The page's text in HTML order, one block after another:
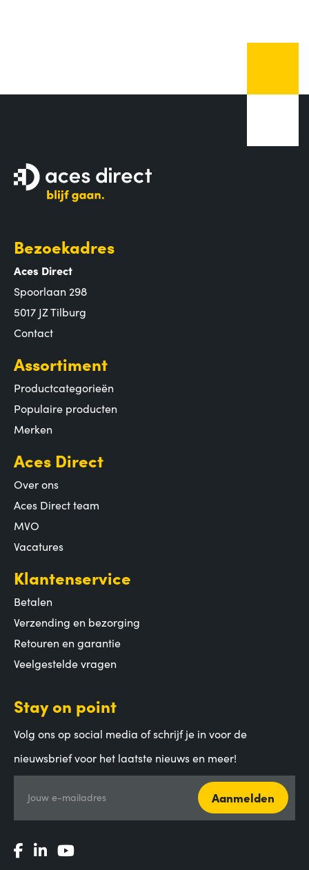
Bezoekadres
Aces Direct
Spoorlaan 298
5017 JZ Tilburg
Contact
Assortiment
Productcategorieën
Populaire producten
Merken
Aces Direct
Over ons
Aces Direct team
MVO
Vacatures
Klantenservice
Betalen
Verzending en bezorging
Retouren en garantie
Veelgestelde vragen
Stay on point
Volg ons op social media of schrijf je in voor de
nieuwsbrief voor het laatste nieuws en meer!
Jouw e-mailadres Aanmelden